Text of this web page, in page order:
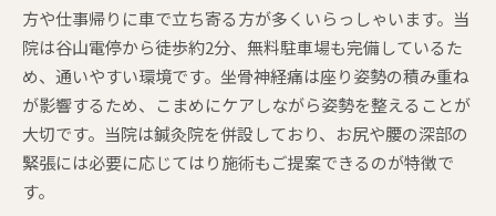
方や仕事帰りに車で立ち寄る方が多くいらっしゃいます。当
院は谷山電停から徒歩約2分、無料駐車場も完備しているた
め、通いやすい環境です。坐骨神経痛は座り姿勢の積み重ね
が影響するため、こまめにケアしながら姿勢を整えることが
大切です。当院は鍼灸院を併設しており、お尻や腰の深部の
緊張には必要に応じてはり施術もご提案できるのが特徴で
す。